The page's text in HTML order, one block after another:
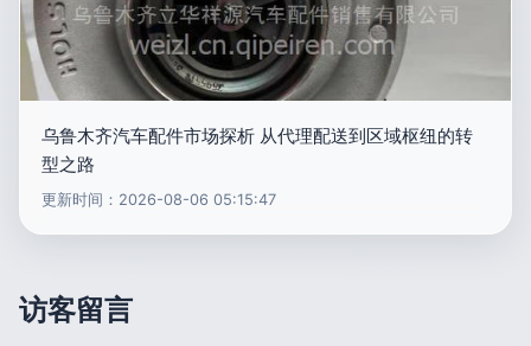
乌鲁木齐汽车配件市场探析 从代理配送到区域枢纽的转
型之路
更新时间：2026-08-06 05:15:47
访客留言